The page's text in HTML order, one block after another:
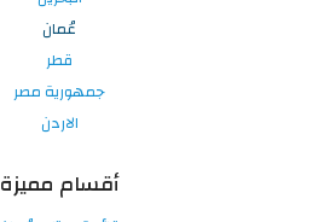
عُمان
قطر
جمهورية مصر
الاردن
أقسام مميزة